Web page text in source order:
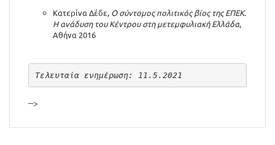
Κατερίνα Δέδε, Ο σύντομος πολιτικός βίος της ΕΠΕΚ.
Η ανάδυση του Κέντρου στη μετεμφυλιακή Ελλάδα,
Αθήνα 2016
Τελευταία ενημέρωση: 11.5.2021
-->